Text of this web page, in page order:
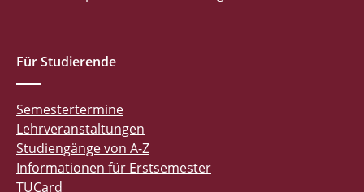
Für Studierende
Semestertermine
Lehrveranstaltungen
Studiengänge von A-Z
Informationen für Erstsemester
TUCard